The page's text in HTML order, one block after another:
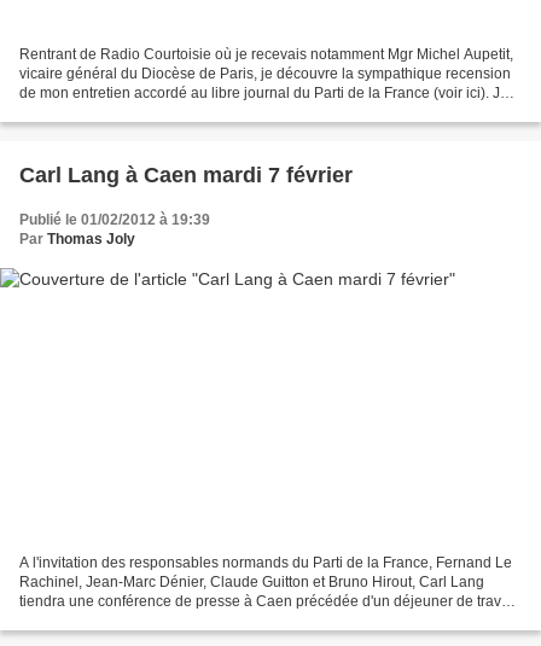
Rentrant de Radio Courtoisie où je recevais notamment Mgr Michel Aupetit,
vicaire général du Diocèse de Paris, je découvre la sympathique recension
de mon entretien accordé au libre journal du Parti de la France (voir ici). Je
Carl Lang à Caen mardi 7 février
Publié le 01/02/2012 à 19:39
Par Thomas Joly
A l'invitation des responsables normands du Parti de la France, Fernand Le
Rachinel, Jean-Marc Dénier, Claude Guitton et Bruno Hirout, Carl Lang
tiendra une conférence de presse à Caen précédée d'un déjeuner de travail.